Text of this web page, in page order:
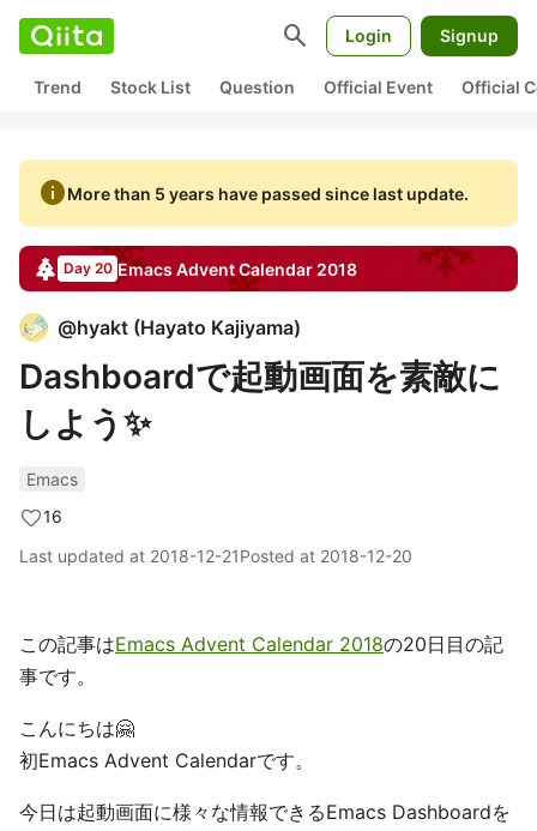
search Login Signup
Trend Stock List Question Official Event Official
infoMore than 5 years have passed since last update.
Day 20 Emacs Advent Calendar 2018
@hyakt (Hayato Kajiyama)
Dashboardで起動画面を素敵に
しよう✨
Emacs
16
Last updated at 2018-12-21Posted at 2018-12-20
この記事はEmacs Advent Calendar 2018の20日目の記
事です。
こんにちは🤗
初Emacs Advent Calendarです。
今日は起動画面に様々な情報できるEmacs Dashboardを